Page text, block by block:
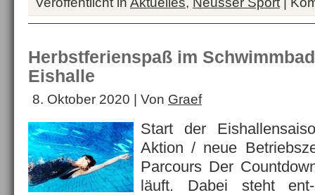
Herbstferienspaß im
Eishalle
8. Oktober 2020 | Von Graef
Start der
Aktion / neue
Parcours Der
läuft. Dabei steht